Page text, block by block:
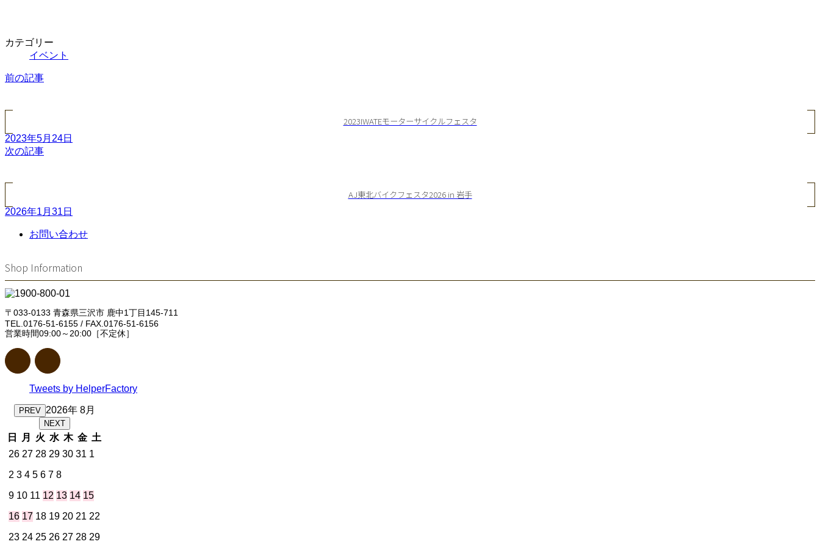
カテゴリー
イベント
前の記事
2023IWATEモーターサイクルフェスタ
2023年5月24日
次の記事
AJ東北バイクフェスタ2026 in 岩手
2026年1月31日
お問い合わせ
Shop Information
〒033-0133 青森県三沢市 鹿中1丁目145-711
TEL.0176-51-6155 / FAX.0176-51-6156
営業時間09:00～20:00［不定休］
Tweets by HelperFactory
PREV 2026年 8月
NEXT
日 月 火 水 木 金 土
26 27 28 29 30 31 1
2 3 4 5 6 7 8
9 10 11 12 13 14 15
16 17 18 19 20 21 22
23 24 25 26 27 28 29